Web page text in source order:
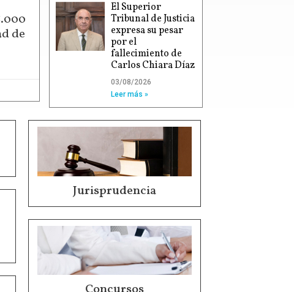
de
El Superior
Tribunal de Justicia
expresa su pesar
por el
fallecimiento de
Carlos Chiara Díaz
03/08/2026
Leer más »
Jurisprudencia